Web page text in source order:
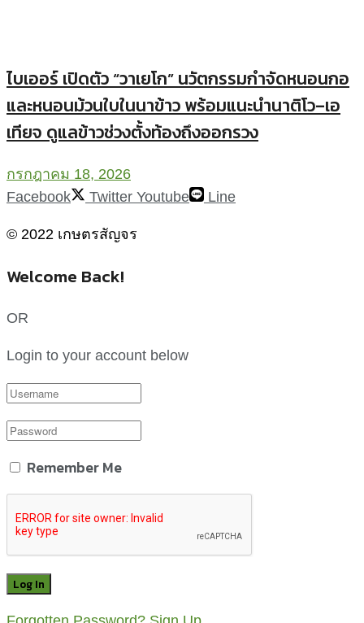
ไบเออร์ เปิดตัว “วาเยโก” นวัตกรรมกำจัดหนอนกอ
และหนอนม้วนใบในนาข้าว พร้อมแนะนำนาติโว–เอ
เทียจ ดูแลข้าวช่วงตั้งท้องถึงออกรวง
กรกฎาคม 18, 2026
Facebook
Twitter Youtube Line
© 2022 เกษตรสัญจร
Welcome Back!
OR
Login to your account below
Remember Me